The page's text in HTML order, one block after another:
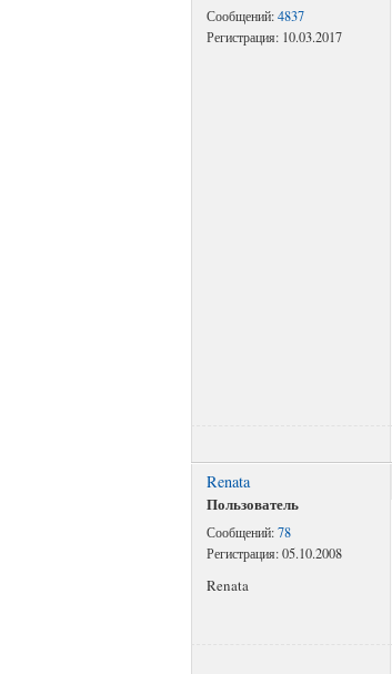
Сообщений:4837
Регистрация: 10.03.2017
Renata
Пользователь
Сообщений:78
Регистрация:05.10.2008
Renata